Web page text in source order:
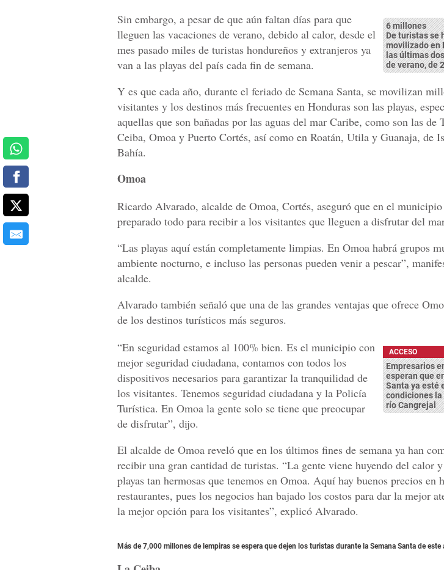
6 millones
De turistas se
movilizado en
las últimas
de verano, de
Sin embargo, a pesar de que aún faltan días para que
lleguen las vacaciones de verano, debido al calor, desde el
mes pasado miles de turistas hondureños y extranjeros ya
van a las playas del país cada fin de semana.
Y es que cada año, durante el feriado de Semana Santa, se movilizan
visitantes y los destinos más frecuentes en Honduras son las playas,
aquellas que son bañadas por las aguas del mar Caribe, como son las de
Ceiba, Omoa y Puerto Cortés, así como en Roatán, Utila y Guanaja, de
Bahía.
Omoa
Ricardo Alvarado, alcalde de Omoa, Cortés, aseguró que en el
preparado todo para recibir a los visitantes que lleguen a disfrutar del
“Las playas aquí están completamente limpias. En Omoa habrá grupos
ambiente nocturno, e incluso las personas pueden venir a pescar”,
alcalde.
Alvarado también señaló que una de las grandes ventajas que ofrece
de los destinos turísticos más seguros.
ACCESO
Empresarios
esperan que
Santa ya esté
condiciones
río Cangrejal
“En seguridad estamos al 100% bien. Es el municipio con
mejor seguridad ciudadana, contamos con todos los
dispositivos necesarios para garantizar la tranquilidad de
los visitantes. Tenemos seguridad ciudadana y la Policía
Turística. En Omoa la gente solo se tiene que preocupar
de disfrutar”, dijo.
El alcalde de Omoa reveló que en los últimos fines de semana ya han
recibir una gran cantidad de turistas. “La gente viene huyendo del calor
playas tan hermosas que tenemos en Omoa. Aquí hay buenos precios en
restaurantes, pues los negocios han bajado los costos para dar la mejor
la mejor opción para los visitantes”, explicó Alvarado.
Más de 7,000 millones de lempiras se espera que dejen los turistas durante la Semana Santa de este